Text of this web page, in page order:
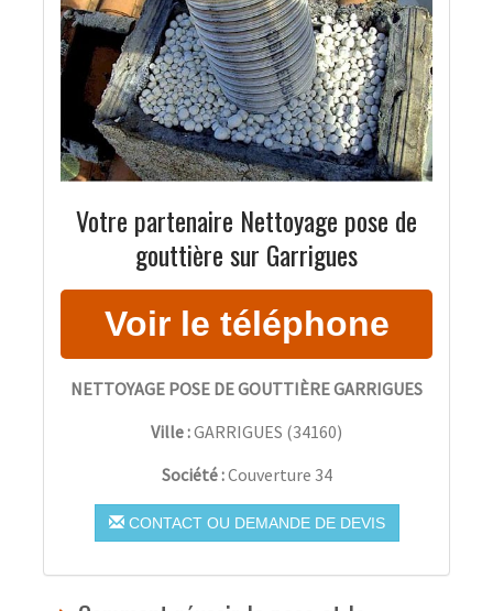
Votre partenaire Nettoyage pose de
gouttière sur Garrigues
NETTOYAGE POSE DE GOUTTIÈRE GARRIGUES
Ville :GARRIGUES (34160)
Société :Couverture 34
CONTACT OU DEMANDE DE DEVIS